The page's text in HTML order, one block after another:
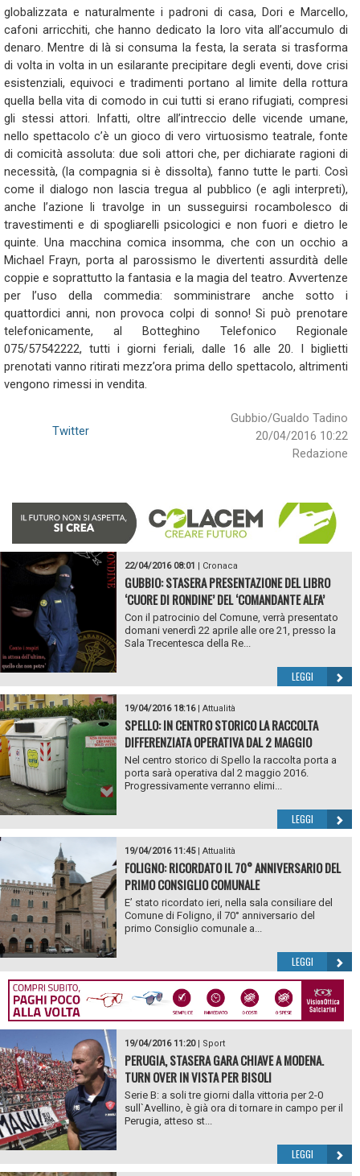
globalizzata e naturalmente i padroni di casa, Dori e Marcello,
cafoni arricchiti, che hanno dedicato la loro vita all’accumulo di
denaro. Mentre di là si consuma la festa, la serata si trasforma
di volta in volta in un esilarante precipitare degli eventi, dove crisi
esistenziali, equivoci e tradimenti portano al limite della rottura
quella bella vita di comodo in cui tutti si erano rifugiati, compresi
gli stessi attori. Infatti, oltre all’intreccio delle vicende umane,
nello spettacolo c’è un gioco di vero virtuosismo teatrale, fonte
di comicità assoluta: due soli attori che, per dichiarate ragioni di
necessità, (la compagnia si è dissolta), fanno tutte le parti. Così
come il dialogo non lascia tregua al pubblico (e agli interpreti),
anche l’azione li travolge in un susseguirsi rocambolesco di
travestimenti e di spogliarelli psicologici e non fuori e dietro le
quinte. Una macchina comica insomma, che con un occhio a
Michael Frayn, porta al parossismo le divertenti assurdità delle
coppie e soprattutto la fantasia e la magia del teatro. Avvertenze
per l’uso della commedia: somministrare anche sotto i
quattordici anni, non provoca colpi di sonno! Si può prenotare
telefonicamente, al Botteghino Telefonico Regionale
075/57542222, tutti i giorni feriali, dalle 16 alle 20. I biglietti
prenotati vanno ritirati mezz’ora prima dello spettacolo, altrimenti
vengono rimessi in vendita.
Gubbio/Gualdo Tadino
20/04/2016 10:22
Redazione
Twitter
22/04/2016 08:01 | Cronaca
GUBBIO: STASERA PRESENTAZIONE DEL LIBRO
‘CUORE DI RONDINE’ DEL ‘COMANDANTE ALFA’
Con il patrocinio del Comune, verrà presentato
domani venerdì 22 aprile alle ore 21, presso la
Sala Trecentesca della Re...
LEGGI
19/04/2016 18:16| Attualità
SPELLO: IN CENTRO STORICO LA RACCOLTA
DIFFERENZIATA OPERATIVA DAL 2 MAGGIO
Nel centro storico di Spello la raccolta porta a
porta sarà operativa dal 2 maggio 2016.
Progressivamente verranno elimi...
LEGGI
19/04/2016 11:45| Attualità
FOLIGNO: RICORDATO IL 70° ANNIVERSARIO DEL
PRIMO CONSIGLIO COMUNALE
E’ stato ricordato ieri, nella sala consiliare del
Comune di Foligno, il 70° anniversario del
primo Consiglio comunale a...
LEGGI
19/04/2016 11:20| Sport
PERUGIA, STASERA GARA CHIAVE A MODENA.
TURN OVER IN VISTA PER BISOLI
Serie B: a soli tre giorni dalla vittoria per 2-0
sull`Avellino, è già ora di tornare in campo per il
Perugia, atteso st...
LEGGI